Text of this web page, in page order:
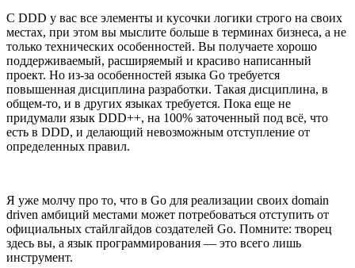
С DDD у вас все элементы и кусочки логики строго на своих
местах, при этом вы мыслите больше в терминах бизнеса, а не
только технических особенностей. Вы получаете хорошо
поддерживаемый, расширяемый и красиво написанный
проект. Но из-за особенностей языка Go требуется
повышенная дисциплина разработки. Такая дисциплина, в
общем-то, и в других языках требуется. Пока еще не
придумали язык DDD++, на 100% заточенный под всё, что
есть в DDD, и делающий невозможным отступление от
определенных правил.
Я уже молчу про то, что в Go для реализации своих domain
driven амбиций местами может потребоваться отступить от
официальных стайлгайдов создателей Go. Помните: творец
здесь вы, а язык программирования — это всего лишь
инструмент.